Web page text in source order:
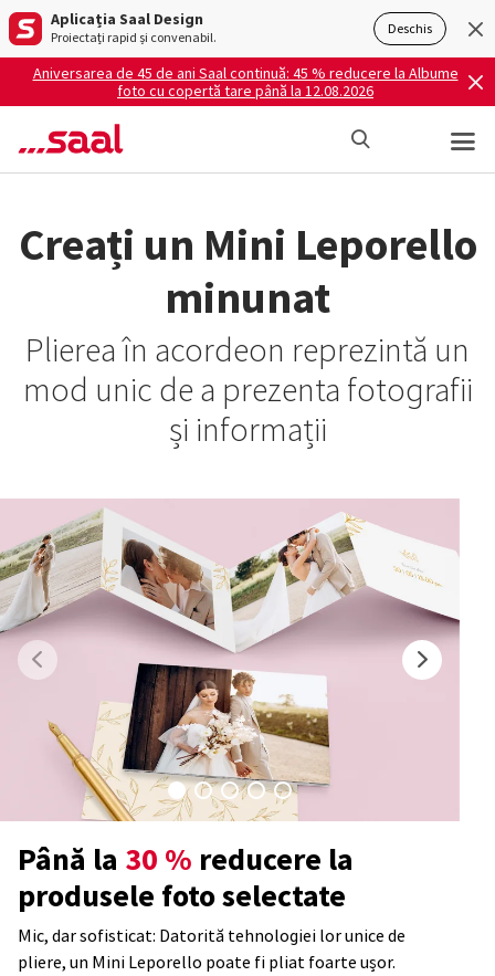
Aplicația Saal Design
Proiectați rapid și convenabil. Deschis
Aniversarea de 45 de ani Saal continuă: 45 % reducere la Albume
foto cu copertă tare până la 12.08.2026
Creați un Mini Leporello
minunat
Plierea în acordeon reprezintă un
mod unic de a prezenta fotografii
și informații
Până la 30 % reducere la
produsele foto selectate
Mic, dar sofisticat: Datorită tehnologiei lor unice de
pliere, un Mini Leporello poate fi pliat foarte ușor.